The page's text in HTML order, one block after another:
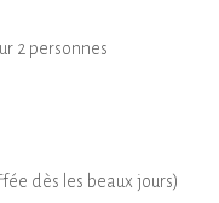
2 personnes
dès les beaux jours)